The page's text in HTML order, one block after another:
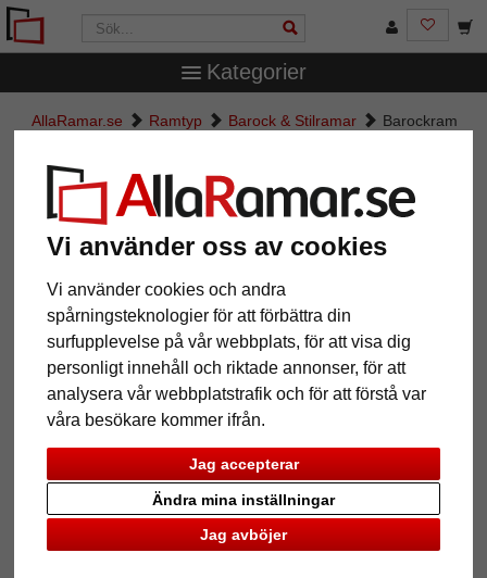
Vi använder oss av cookies
Vi använder cookies och andra
spårningsteknologier för att förbättra din
surfupplevelse på vår webbplats, för att visa dig
personligt innehåll och riktade annonser, för att
analysera vår webbplatstrafik och för att förstå var
våra besökare kommer ifrån.
Jag accepterar
Jag avböjer
Ändra mina inställningar
Kategorier
AllaRamar.se Ramtyp Barock & Stilramar
Barockram
Barockram Salamanca Color
Tillbaka